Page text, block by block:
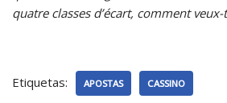
quatre classes d’écart, comment
Etiquetas: APOSTAS CASSINO